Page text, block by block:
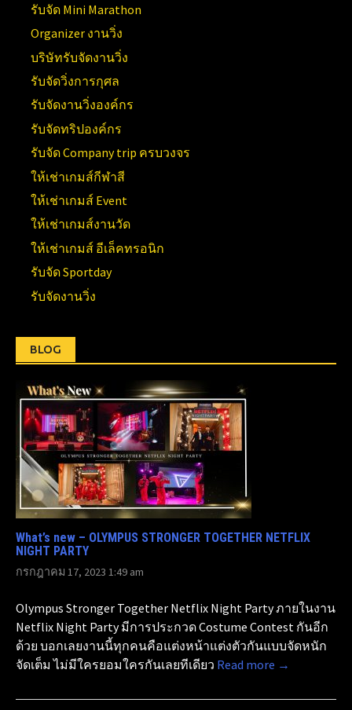
รับจัด Mini Marathon
Organizer งานวิ่ง
บริษัทรับจัดงานวิ่ง
รับจัดวิ่งการกุศล
รับจัดงานวิ่งองค์กร
รับจัดทริปองค์กร
รับจัด Company trip ครบวงจร
ให้เช่าเกมส์กีฬาสี
ให้เช่าเกมส์ Event
ให้เช่าเกมส์งานวัด
ให้เช่าเกมส์ อีเล็คทรอนิก
รับจัด Sportday
รับจัดงานวิ่ง
BLOG
What’s new – OLYMPUS STRONGER TOGETHER NETFLIX
NIGHT PARTY
กรกฎาคม 17, 2023 1:49 am
Olympus Stronger Together Netflix Night Party ภายในงาน
Netflix Night Party มีการประกวด Costume Contest กันอีก
ด้วย บอกเลยงานนี้ทุกคนคือแต่งหน้าแต่งตัวกันแบบจัดหนัก
จัดเต็ม ไม่มีใครยอมใครกันเลยทีเดียว Read more →